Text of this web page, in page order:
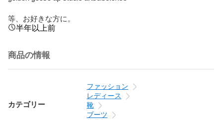
等、お好きな方に。
半年以上前
商品の情報
カテゴリー
ファッション
レディース
靴
ブーツ